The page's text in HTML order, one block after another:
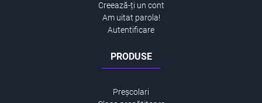
Creează-ți un cont
Am uitat parola!
Autentificare
PRODUSE
Preșcolari